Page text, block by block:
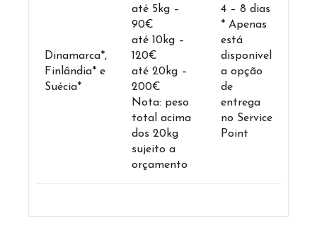
Dinamarca*,
Finlândia* e
Suécia*
até 5kg –
90€
até 10kg –
120€
até 20kg –
200€
Nota: peso
total acima
dos 20kg
sujeito a
orçamento
4 – 8 dias
* Apenas
está
disponível
a opção
de
entrega
no Service
Point